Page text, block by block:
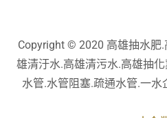
Copyright © 2020 高雄抽水肥
雄清汙水.高雄清污水.高雄抽
水管.水管阻塞.疏通水管.一水